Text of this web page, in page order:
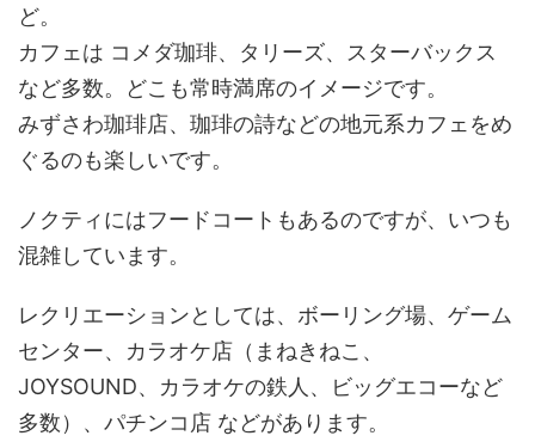
ど。
カフェは コメダ珈琲、タリーズ、スターバックス
など多数。どこも常時満席のイメージです。
みずさわ珈琲店、珈琲の詩などの地元系カフェをめ
ぐるのも楽しいです。
ノクティにはフードコートもあるのですが、いつも
混雑しています。
レクリエーションとしては、ボーリング場、ゲーム
センター、カラオケ店（まねきねこ、
JOYSOUND、カラオケの鉄人、ビッグエコーなど
多数）、パチンコ店 などがあります。